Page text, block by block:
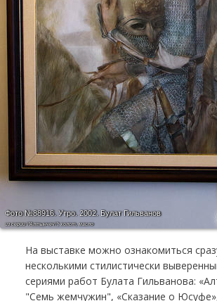
Фото №88916. Утро. 2002. Булат Гильванов
из серии \"Алтынчеч\"; холст, масло
На выставке можно ознакомиться
несколькими стилистически
сериями работ Булата Гильванова:
"Семь жемчужин", «Сказание о